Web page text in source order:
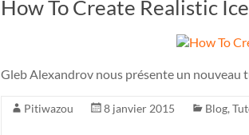
How To Create Realistic Ice
Gleb Alexandrov nous présente un nouveau
Pitiwazou 8 janvier 2015 Blog,